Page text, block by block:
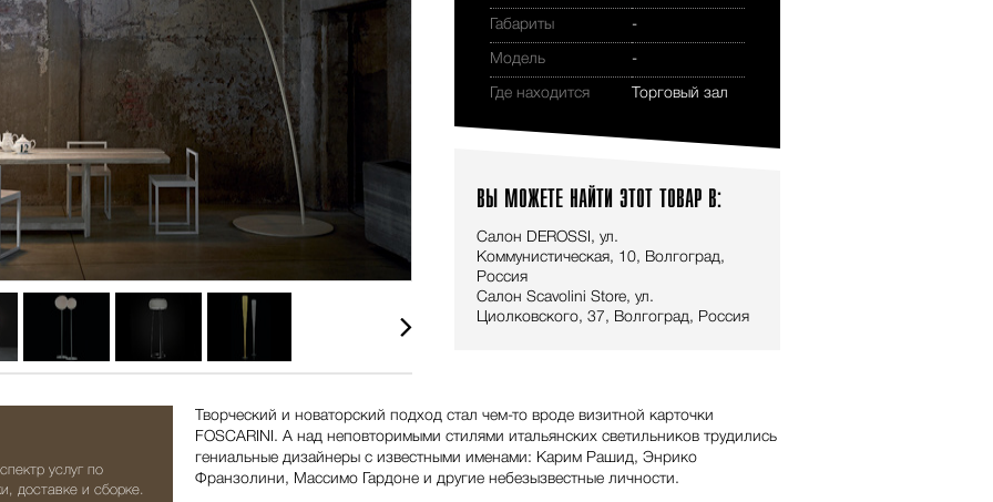
Габариты -
Модель -
Где находится Торговый зал
ВЫ МОЖЕТЕ НАЙТИ ЭТОТ ТОВАР В:
Салон DEROSSI, ул.
Коммунистическая, 10, Волгоград,
Россия
Салон Scavolini Store, ул.
Циолковского, 37, Волгоград, Россия
услуг по
доставке и сборке.
Творческий и новаторский подход стал чем-то вроде визитной карточки
FOSCARINI. А над неповторимыми стилями итальянских светильников трудились
гениальные дизайнеры с известными именами: Карим Рашид, Энрико
Франзолини, Массимо Гардоне и другие небезызвестные личности.